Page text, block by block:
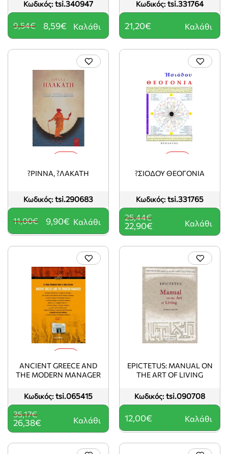
Κωδικός: tsi.340947
8,59€
9,54€ Καλάθι
Κωδικός: tsi.331764
ΠΙΔΟΣΙΣ
21,20€ Καλάθι
Κωδικός: tsi.290683
?ΡΙΝΝΑ, ?ΛΑΚΑΤΗ
9,90€
11,00€ Καλάθι
Κωδικός: tsi.331765
?ΣΙΟΔΟΥ ΘΕΟΓΟΝΙΑ
22,90€
25,44€
Καλάθι
Κωδικός: tsi.065415
ANCIENT GREECE AND
THE MODERN MANAGER
26,38€
35,17€
Καλάθι
Κωδικός: tsi.090708
EPICTETUS: MANUAL ON
THE ART OF LIVING
12,00€ Καλάθι